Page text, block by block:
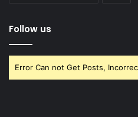
Follow us
Error Can not Get Posts,